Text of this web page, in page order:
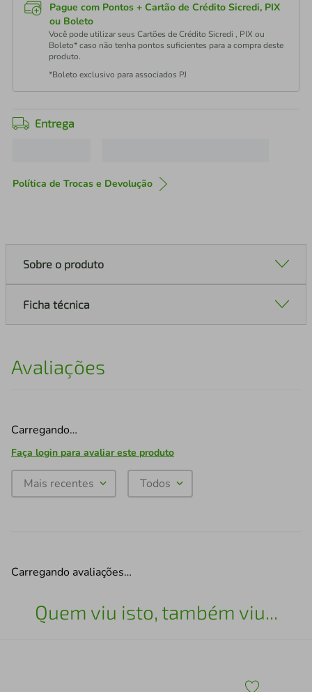
Pague com Pontos + Cartão de Crédito Sicredi, PIX
ou Boleto
Você pode utilizar seus Cartões de Crédito Sicredi , PIX ou
Boleto* caso não tenha pontos suficientes para a compra deste
produto.
*Boleto exclusivo para associados PJ
Entrega
Política de Trocas e Devolução
Sobre o produto
Ficha técnica
Avaliações
Carregando…
Faça login para avaliar este produto
Mais recentes Todos
Carregando avaliações…
Quem viu isto, também viu...